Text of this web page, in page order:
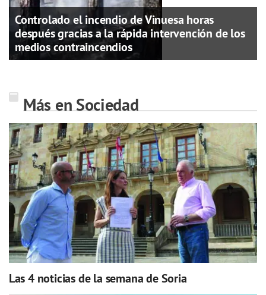
Controlado el incendio de Vinuesa horas
después gracias a la rápida intervención de los
medios contraincendios
Más en Sociedad
Las 4 noticias de la semana de Soria